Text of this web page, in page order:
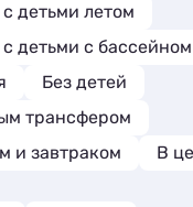
детьми летом
детьми с бассейном
Без детей
трансфером
и завтраком
В